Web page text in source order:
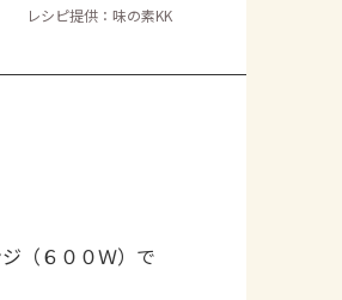
レシピ提供：味の素KK
（６００Ｗ）で